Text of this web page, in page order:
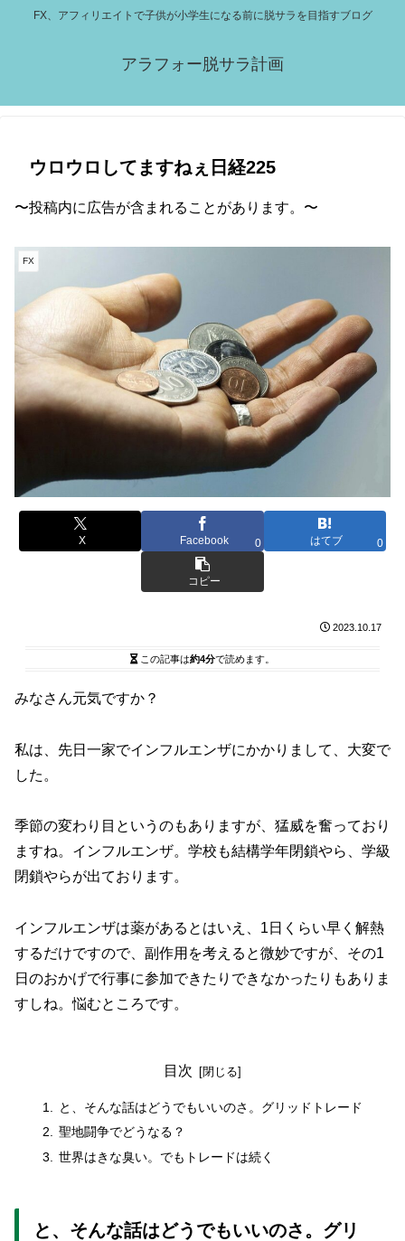
FX、アフィリエイトで子供が小学生になる前に脱サラを目指すブログ
アラフォー脱サラ計画
ウロウロしてますねぇ日経225
〜投稿内に広告が含まれることがあります。〜
FX
X Facebook 0 はてブ 0
コピー
2023.10.17
この記事は約4分で読めます。
みなさん元気ですか？
私は、先日一家でインフルエンザにかかりまして、大変で
した。
季節の変わり目というのもありますが、猛威を奮っており
ますね。インフルエンザ。学校も結構学年閉鎖やら、学級
閉鎖やらが出ております。
インフルエンザは薬があるとはいえ、1日くらい早く解熱
するだけですので、副作用を考えると微妙ですが、その1
日のおかげで行事に参加できたりできなかったりもありま
すしね。悩むところです。
目次
と、そんな話はどうでもいいのさ。グリッドトレード
聖地闘争でどうなる？
世界はきな臭い。でもトレードは続く
と、そんな話はどうでもいいのさ。グリ